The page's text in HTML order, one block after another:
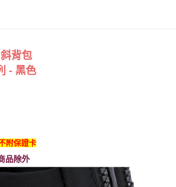
斜背包
- 黑色
附保證卡
品除外